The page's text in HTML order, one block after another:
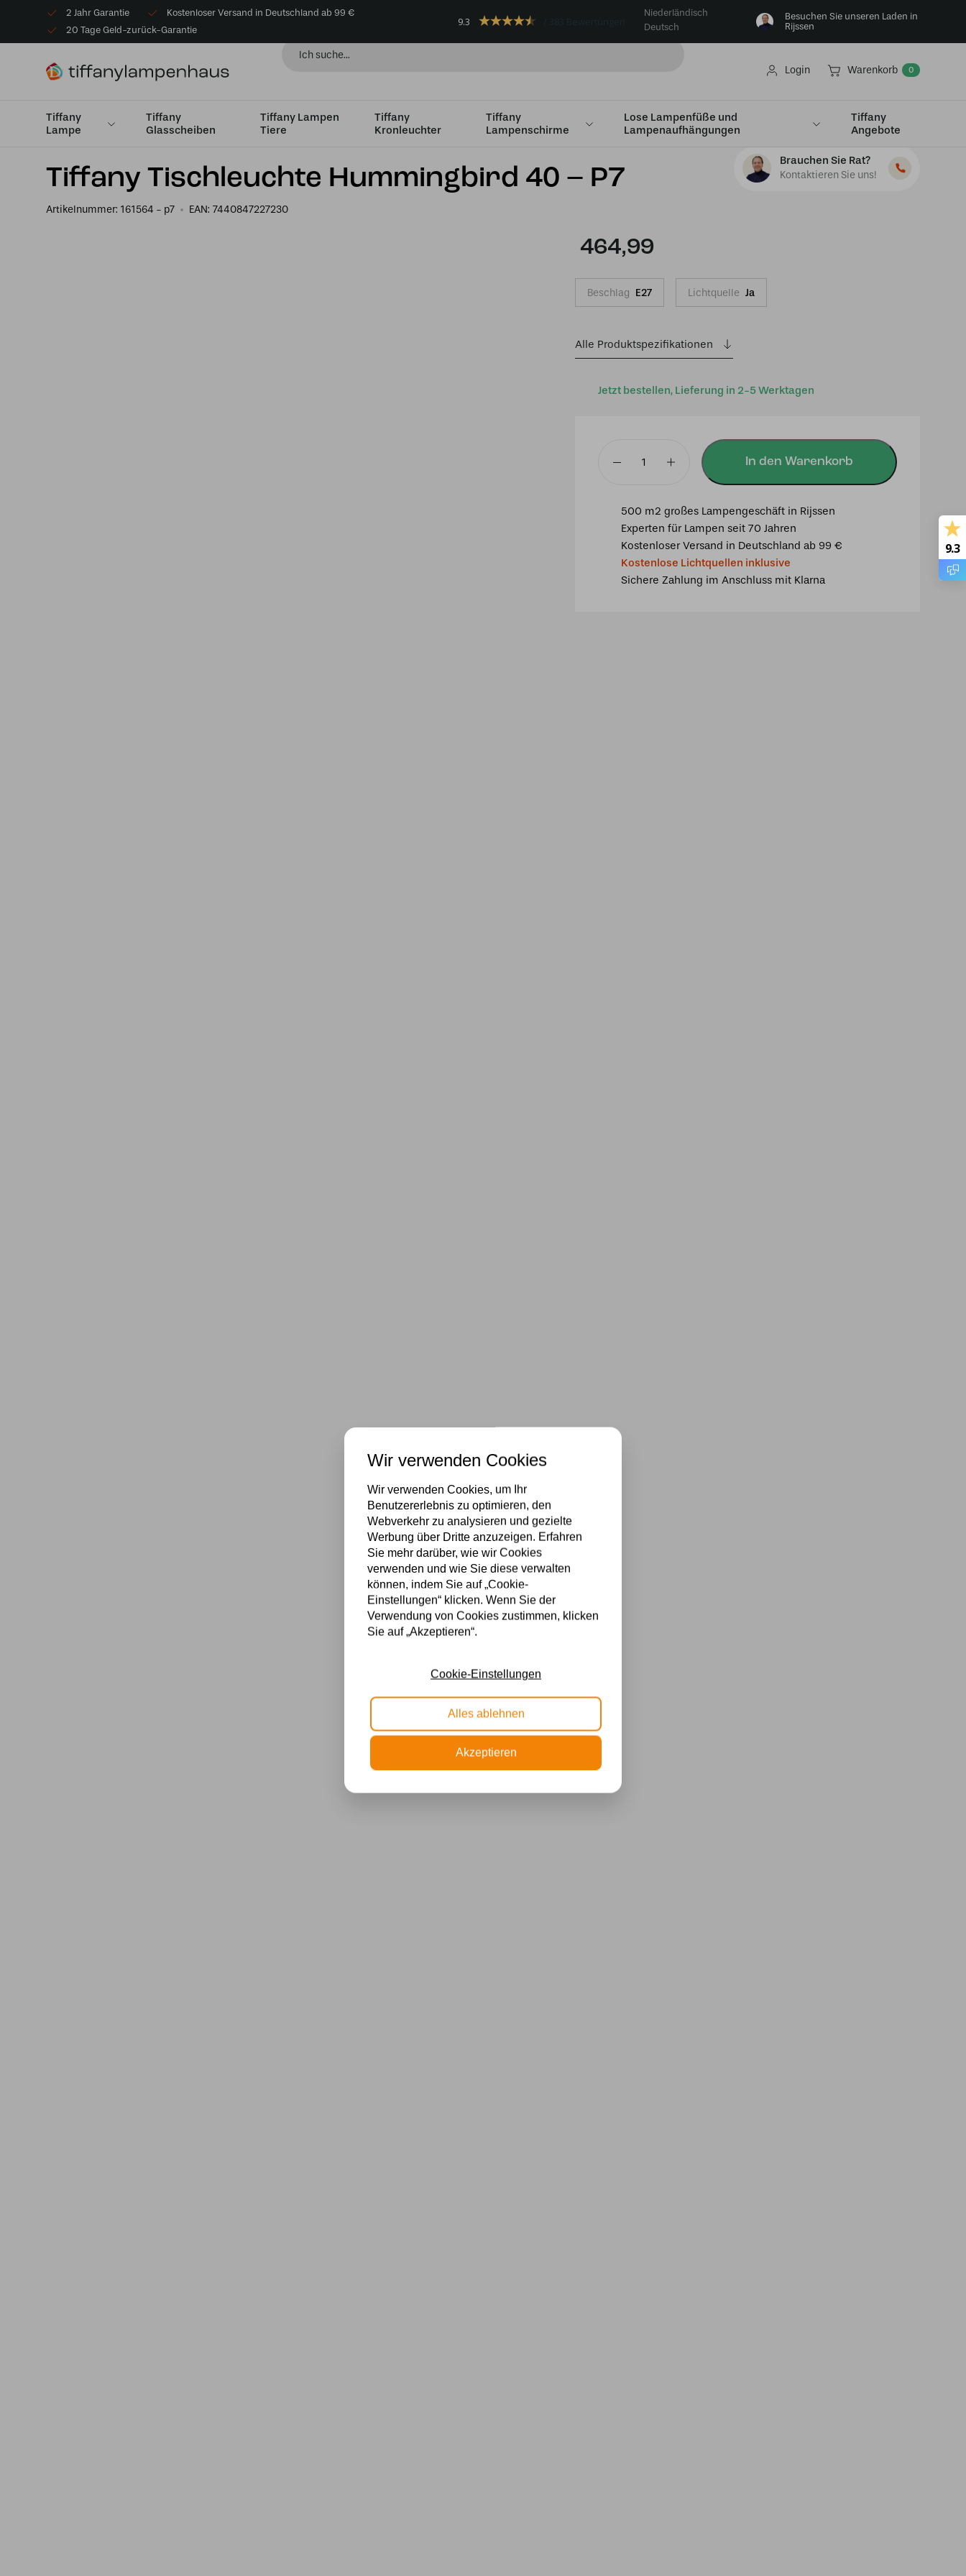
2 Jahr Garantie
Kostenloser Versand in Deutschland ab 99 €
20 Tage Geld-zurück-Garantie
9.3
Niederländisch
Deutsch
Besuchen Sie unseren Laden in
Rijssen
Login Warenkorb 0
Tiffany
Lampe
Tiffany
Glasscheiben
Tiffany Lampen
Tiere
Tiffany
Kronleuchter
Tiffany
Lampenschirme
Lose Lampenfüße und
Lampenaufhängungen
Tiffany
Angebote
Startseite Tiffany Tischlampe Tischlampen Medium Ø36 - Ø49cm Tiffany Tischleuchte Hummingbird 40 – P7
Tiffany Tischleuchte Hummingbird 40 – P7
Artikelnummer: 161564 - p7 EAN: 7440847227230
Brauchen Sie Rat?
Kontaktieren Sie uns!
Jetzt bestellen, Lieferung in 2-5 Werktagen
464,99
Beschlag E27 Lichtquelle Ja
Alle Produktspezifikationen
Menge
In den Warenkorb
500 m2 großes Lampengeschäft in Rijssen
Experten für Lampen seit 70 Jahren
Kostenloser Versand in Deutschland ab 99 €
Kostenlose Lichtquellen inklusive
Sichere Zahlung im Anschluss mit Klarna
9.3
Wir verwenden Cookies
Wir verwenden Cookies, um Ihr
Benutzererlebnis zu optimieren, den
Webverkehr zu analysieren und gezielte
Werbung über Dritte anzuzeigen. Erfahren
Sie mehr darüber, wie wir Cookies
verwenden und wie Sie diese verwalten
können, indem Sie auf „Cookie-
Einstellungen“ klicken. Wenn Sie der
Verwendung von Cookies zustimmen, klicken
Sie auf „Akzeptieren“.
Cookie-Einstellungen
Alles ablehnen
Akzeptieren